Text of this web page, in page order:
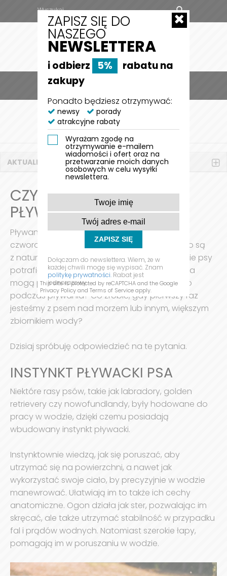
MENU
STRONA GŁÓWNA
AKTUALNOŚCI
CODZIENNOŚĆ Z PUPILEM
POTRAFI PŁYWAĆ?
AKTUALNOŚCI
CZY KAŻDY PIES POTRAFI
PŁYWAĆ?
Pływanie to aktywność, którą wiele naszych
czworonożnych przyjaciół uwielbia. Psy często są
z natury doskonałymi pływakami. Czy wszystkie psy
potrafią pływać? Skąd wiedzą Jakie akcesoria
mogą poprawić ich komfort i bezpieczeństwo
podczas pływania? Co zrobić, gdy pierwszy raz
jesteśmy z psem nad morzem lub innym, większym
zbiornikiem wody?
Dzisiaj spróbuję odpowiedzieć na te pytania.
INSTYNKT PŁYWACKI PSA
Niektóre rasy psów, takie jak labradory, golden
retrievery czy nowofundlandy, były hodowane do
pracy w wodzie, dzięki czemu posiadają
wbudowany instynkt pływacki.
Instynktownie wiedzą, jak się poruszać, aby
utrzymać się na powierzchni, a nawet jak
wykorzystać swoje ciało, by precyzyjnie w wodzie
manewrować. Ułatwiają im to także ich cechy
anatomiczne. Ogon działa jak ster, pozwalając im
skręcać, ale także utrzymać stabilność w przypadku
fal i prądów wodnych. Natomiast szerokie łapy,
pomagają im w poruszaniu w wodzie.
ZAPISZ SIĘ DO
NASZEGO
NEWSLETTERA
i odbierz 5%
rabatu na
zakupy
Ponadto będziesz otrzymywać:
newsy
porady
atrakcyjne rabaty
Wyrażam zgodę na
otrzymywanie e-mailem
wiadomości i ofert oraz na
przetwarzanie moich danych
osobowych w celu wysyłki
newslettera.
ZAPISZ SIĘ
Dołączam do newslettera. Wiem, że w
każdej chwili mogę się wypisać. Znam
politykę prywatności. Rabat jest
jednorazowy.
This site is protected by reCAPTCHA and the Google
Privacy Policyand Terms of Serviceapply.